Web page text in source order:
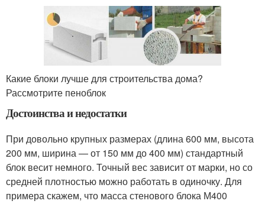
Какие блоки лучше для строительства дома?
Рассмотрите пеноблок
Достоинства и недостатки
При довольно крупных размерах (длина 600 мм, высота
200 мм, ширина — от 150 мм до 400 мм) стандартный
блок весит немного. Точный вес зависит от марки, но со
средней плотностью можно работать в одиночку. Для
примера скажем, что масса стенового блока М400